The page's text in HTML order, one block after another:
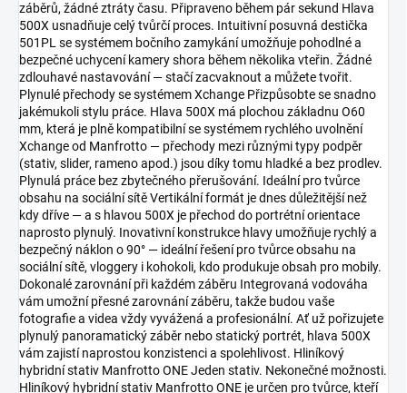
záběrů, žádné ztráty času. Připraveno během pár sekund Hlava
500X usnadňuje celý tvůrčí proces. Intuitivní posuvná destička
501PL se systémem bočního zamykání umožňuje pohodlné a
bezpečné uchycení kamery shora během několika vteřin. Žádné
zdlouhavé nastavování — stačí zacvaknout a můžete tvořit.
Plynulé přechody se systémem Xchange Přizpůsobte se snadno
jakémukoli stylu práce. Hlava 500X má plochou základnu O60
mm, která je plně kompatibilní se systémem rychlého uvolnění
Xchange od Manfrotto — přechody mezi různými typy podpěr
(stativ, slider, rameno apod.) jsou díky tomu hladké a bez prodlev.
Plynulá práce bez zbytečného přerušování. Ideální pro tvůrce
obsahu na sociální sítě Vertikální formát je dnes důležitější než
kdy dříve — a s hlavou 500X je přechod do portrétní orientace
naprosto plynulý. Inovativní konstrukce hlavy umožňuje rychlý a
bezpečný náklon o 90° — ideální řešení pro tvůrce obsahu na
sociální sítě, vloggery i kohokoli, kdo produkuje obsah pro mobily.
Dokonalé zarovnání při každém záběru Integrovaná vodováha
vám umožní přesné zarovnání záběru, takže budou vaše
fotografie a videa vždy vyvážená a profesionální. Ať už pořizujete
plynulý panoramatický záběr nebo statický portrét, hlava 500X
vám zajistí naprostou konzistenci a spolehlivost. Hliníkový
hybridní stativ Manfrotto ONE Jeden stativ. Nekonečné možnosti.
Hliníkový hybridní stativ Manfrotto ONE je určen pro tvůrce, kteří